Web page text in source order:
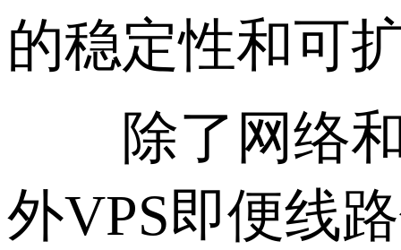
的稳定性和可
除了网络和
外VPS即便线